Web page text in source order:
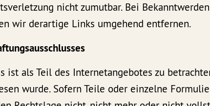
nicht zumutbar. Bei
wir derartige Links umgehend entfernen.
ist als Teil des Internetangebotes zu
wurde. Sofern Teile oder einzelne